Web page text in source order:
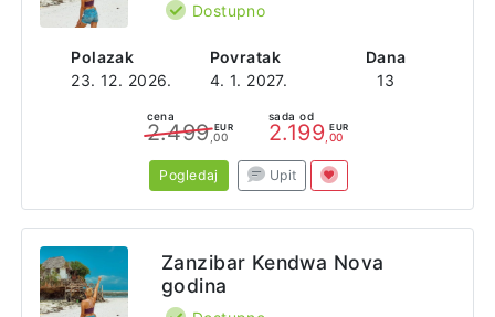
Polazak
23. 12. 2026.
Povratak
4. 1. 2027.
Dana
13
Dostupno
cena
2.499 EUR
,00
sada od
2.199 EUR
,00
Pogledaj Upit
Zanzibar Kendwa Nova
godina